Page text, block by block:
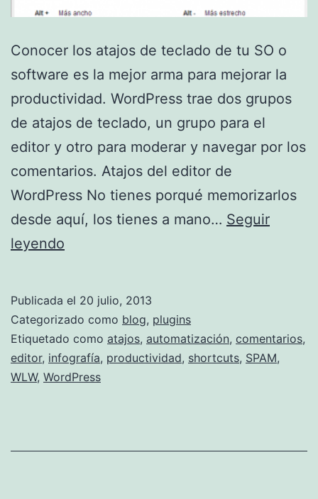
Conocer los atajos de teclado de tu SO o
software es la mejor arma para mejorar la
productividad. WordPress trae dos grupos
de atajos de teclado, un grupo para el
editor y otro para moderar y navegar por los
comentarios. Atajos del editor de
WordPress No tienes porqué memorizarlos
desde aquí, los tienes a mano… Seguir
leyendo
en
WordPress
Publicada el 20 julio, 2013
Categorizado como blog, plugins
Etiquetado como atajos, automatización, comentarios,
editor, infografía, productividad, shortcuts, SPAM,
WLW, WordPress